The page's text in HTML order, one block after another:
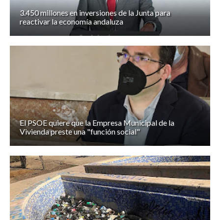
3.450 millones en inversiones de la Junta para
reactivar la economía andaluza
El PSOE quiere que la Empresa Municipal de la
Vivienda preste una "función social"